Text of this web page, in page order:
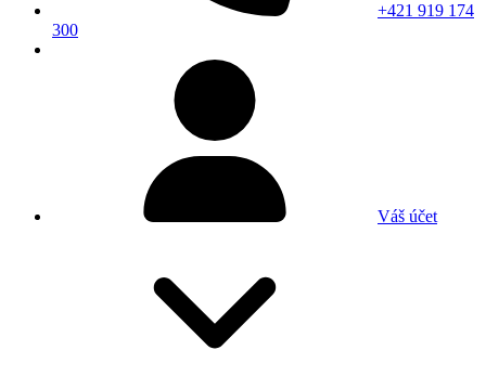
+421 919 174
300
Váš účet